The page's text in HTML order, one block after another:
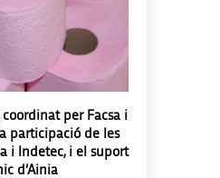
coordinat per Facsa i
participació de les
i Indetec, i el suport
d’Ainia